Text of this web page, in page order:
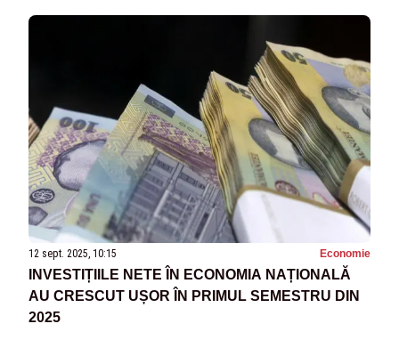
12 sept. 2025, 10:15 Economie
INVESTIȚIILE NETE ÎN ECONOMIA NAȚIONALĂ
AU CRESCUT UȘOR ÎN PRIMUL SEMESTRU DIN
2025